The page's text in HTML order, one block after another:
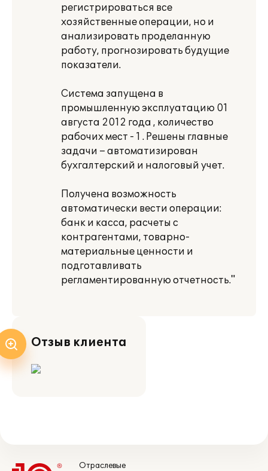
регистрироваться все
хозяйственные операции, но и
анализировать проделанную
работу, прогнозировать будущие
показатели.
Система запущена в
промышленную эксплуатацию 01
августа 2012 года , количество
рабочих мест - 1 . Решены главные
задачи – автоматизирован
бухгалтерский и налоговый учет.
Получена возможность
автоматически вести операции:
банк и касса, расчеты с
контрагентами, товарно-
материальные ценности и
подготавливать
регламентированную отчетность."
Отзыв клиента
Отраслевые